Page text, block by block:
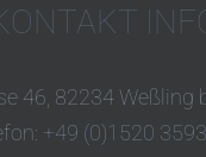
46, 82234 Weßling
+49 (0)1520